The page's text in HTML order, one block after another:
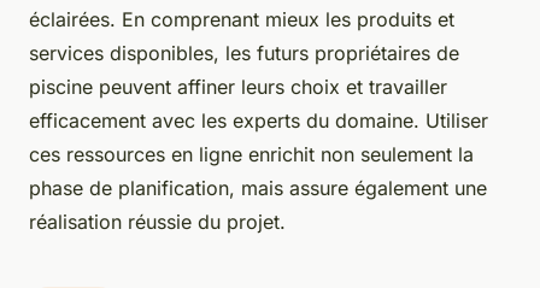
éclairées. En comprenant mieux les produits et
services disponibles, les futurs propriétaires de
piscine peuvent affiner leurs choix et travailler
efficacement avec les experts du domaine. Utiliser
ces ressources en ligne enrichit non seulement la
phase de planification, mais assure également une
réalisation réussie du projet.